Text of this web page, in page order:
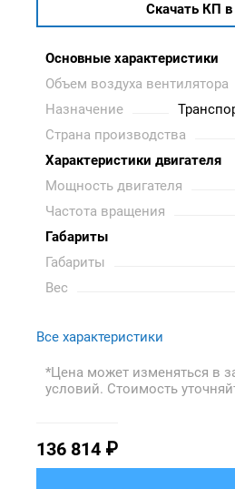
Скачать КП в
Основные характеристики
Объем воздуха вентилятора
Назначение
Страна производства
Характеристики двигателя
Мощность двигателя
Частота вращения
Габариты
Габариты
Вес
Все характеристики
*Цена может изменяться в
условий. Стоимость
136 814 ₽